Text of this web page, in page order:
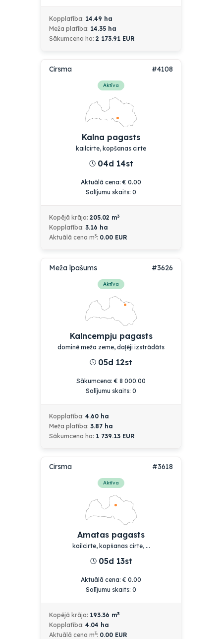
Kopplatība: 14.49 ha
Meža platība: 14.35 ha
Sākumcena ha: 2 173.91 EUR
Cirsma #4108
Aktīva
Kalna pagasts
kailcirte, kopšanas cirte
04d 14st
Aktuālā cena:€ 0.00
Solījumu skaits: 0
Kopējā krāja: 205.02 m3
Kopplatība: 3.16 ha
Aktuālā cena m3: 0.00 EUR
Meža īpašums #3626
Aktīva
Kalncempju pagasts
dominē meža zeme, daļēji izstrādāts
05d 12st
Sākumcena:€ 8 000.00
Solījumu skaits: 0
Kopplatība: 4.60 ha
Meža platība: 3.87 ha
Sākumcena ha: 1 739.13 EUR
Cirsma #3618
Aktīva
Amatas pagasts
kailcirte, kopšanas cirte, ...
05d 13st
Aktuālā cena:€ 0.00
Solījumu skaits: 0
Kopējā krāja: 193.36 m3
Kopplatība: 4.04 ha
Aktuālā cena m3: 0.00 EUR